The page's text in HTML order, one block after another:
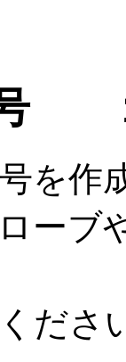
号
を作
ーブ
ださ